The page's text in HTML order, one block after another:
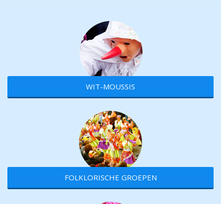
WIT-MOUSSIS
FOLKLORISCHE GROEPEN